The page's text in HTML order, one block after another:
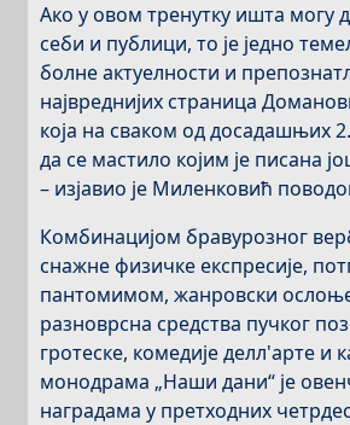
Ако у овом тренутку ишта могу
себи и публици, то је једно
болне актуелности и
највреднијих страница
која на сваком од досадашњих
да се мастило којим је писана
– изјавио је Миленковић
Комбинацијом бравурозног
снажне физичке експресије,
пантомимом, жанровски
разноврсна средства пучког
гротеске, комедије делл'арте и
монодрама „Наши дани“ је
наградама у претходних